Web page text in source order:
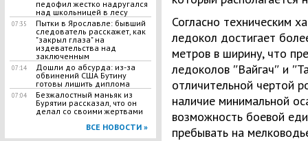
педофил жестко надругался
над школьницей в лесу
07:35
​Пытки в Ярославле: бывший
следователь расскажет, как
"закрыл глаза" на
издевательства над
заключенным
07:14
​Дошли до абсурда: из-за
обвинений США Бутину
готовы лишить диплома
07:04
Безжалостный маньяк из
Бурятии рассказал, что он
делал со своими жертвами
ВСЕ НОВОСТИ »
Согласно техническим
ледокол достигает
метров в ширину, что
ледоколов ʺВайгачʺ и
отличительной чертой
наличие минимальной
возможность боевой
пребывать на